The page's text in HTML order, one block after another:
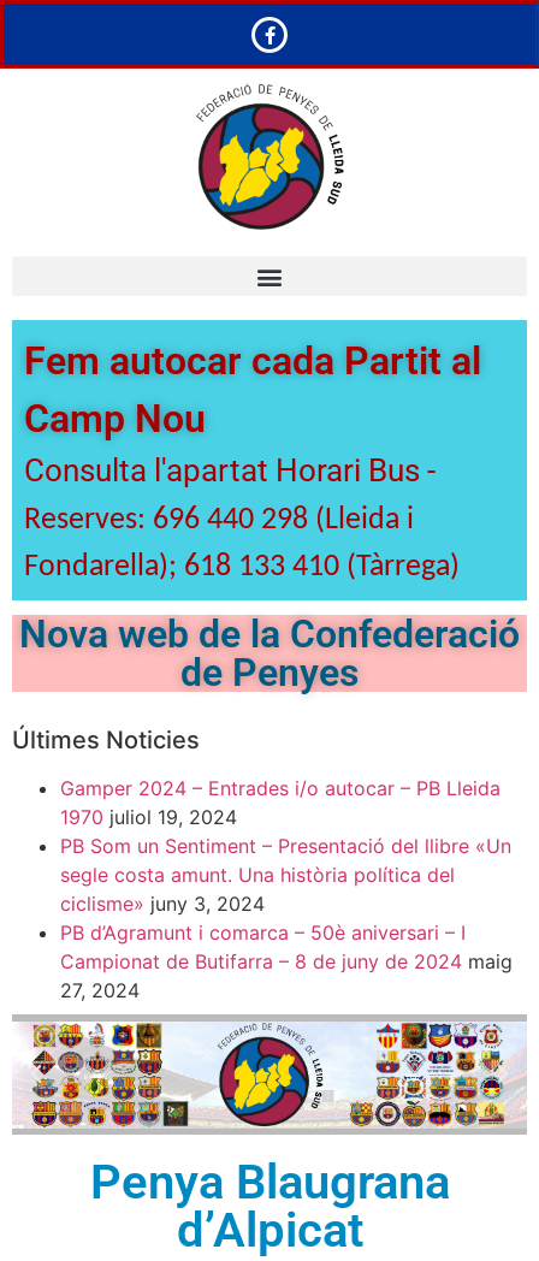
Fem autocar cada Partit al
Camp Nou
Consulta l'apartat Horari Bus -
Reserves: 696 440 298 (Lleida i
Fondarella); 618 133 410 (Tàrrega)
Nova web de la Confederació
de Penyes
Últimes Noticies
Gamper 2024 – Entrades i/o autocar – PB Lleida
1970 juliol 19, 2024
PB Som un Sentiment – Presentació del llibre «Un
segle costa amunt. Una història política del
ciclisme» juny 3, 2024
PB d’Agramunt i comarca – 50è aniversari – I
Campionat de Butifarra – 8 de juny de 2024 maig
27, 2024
Penya Blaugrana
d’Alpicat